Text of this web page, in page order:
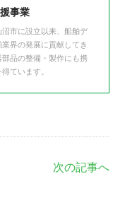
事業
市に設立以来、船舶デ
界の発展に貢献してき
品の整備・製作にも携
ています。
次の記事へ